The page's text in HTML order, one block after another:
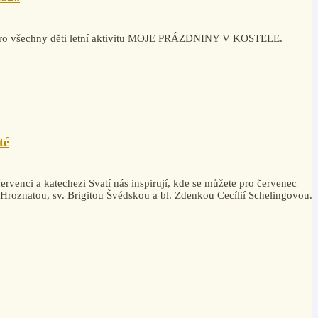
všechny děti letní aktivitu MOJE PRÁZDNINY V KOSTELE.
a katechezi Svatí nás inspirují, kde se můžete pro červenec
sv. Brigitou Švédskou a bl. Zdenkou Cecílií Schelingovou.